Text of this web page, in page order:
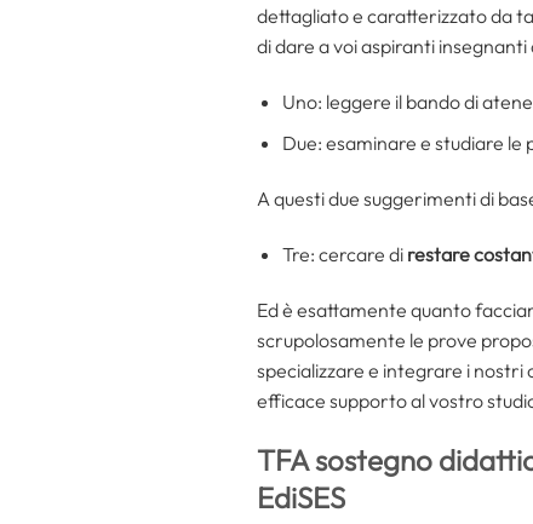
dettagliato e caratterizzato da
di dare a voi aspiranti insegnanti
Uno: leggere il bando di
Due: esaminare e studiare le
A questi due suggerimenti di
Tre: cercare di restare
Ed è esattamente quanto
scrupolosamente le prove
specializzare e integrare i nostri
efficace supporto al vostro
TFA sostegno
EdiSES